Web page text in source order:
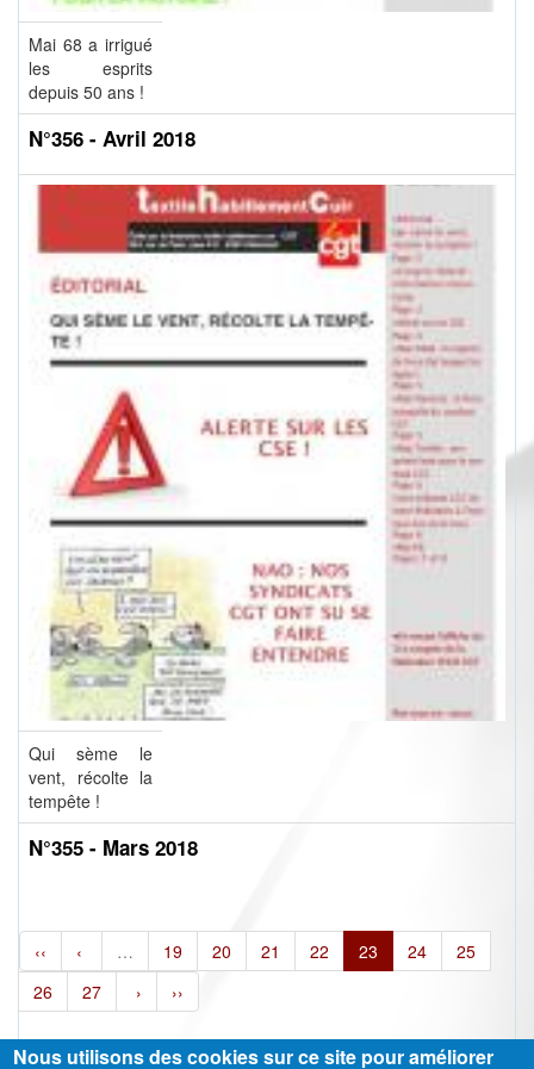
Mai 68 a irrigué
les esprits
depuis 50 ans !
N°356 - Avril 2018
Qui sème le
vent, récolte la
tempête !
N°355 - Mars 2018
‹‹ ‹ … 19 20 21 22 23 24
25
26
27 › ››
Nous utilisons des cookies sur ce site pour améliorer